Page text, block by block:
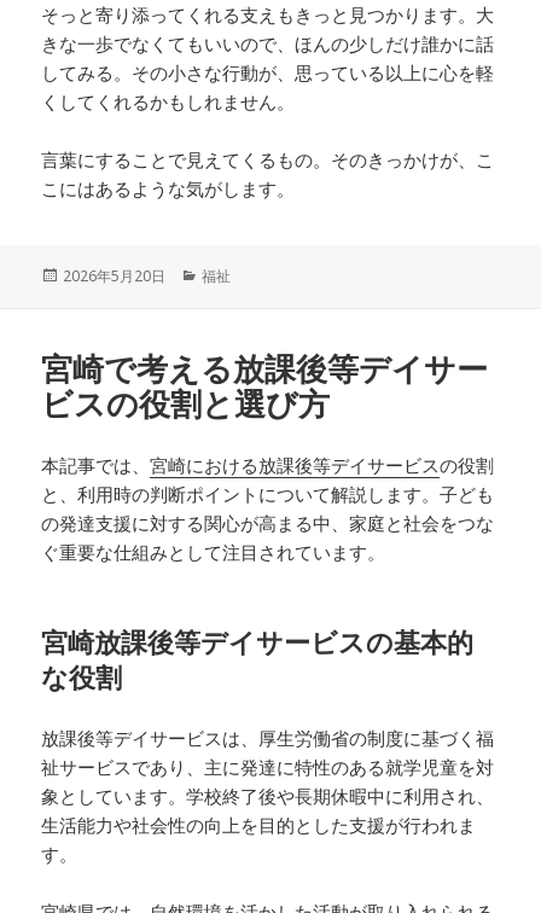
そっと寄り添ってくれる支えもきっと見つかります。大
きな一歩でなくてもいいので、ほんの少しだけ誰かに話
してみる。その小さな行動が、思っている以上に心を軽
くしてくれるかもしれません。
言葉にすることで見えてくるもの。そのきっかけが、こ
こにはあるような気がします。
投
2026年5月20日
カ
ー
福祉
宮崎で考える放課後等デイサー
ビスの役割と選び方
本記事では、宮崎における放課後等デイサービスの役割
と、利用時の判断ポイントについて解説します。子ども
の発達支援に対する関心が高まる中、家庭と社会をつな
ぐ重要な仕組みとして注目されています。
宮崎放課後等デイサービスの基本的
な役割
放課後等デイサービスは、厚生労働省の制度に基づく福
祉サービスであり、主に発達に特性のある就学児童を対
象としています。学校終了後や長期休暇中に利用され、
生活能力や社会性の向上を目的とした支援が行われま
す。